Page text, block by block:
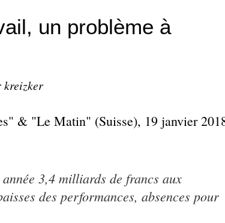
un problème à
kreizker
& "Le Matin" (Suisse), 19 janvier
3,4 milliards de francs aux
des performances, absences pour